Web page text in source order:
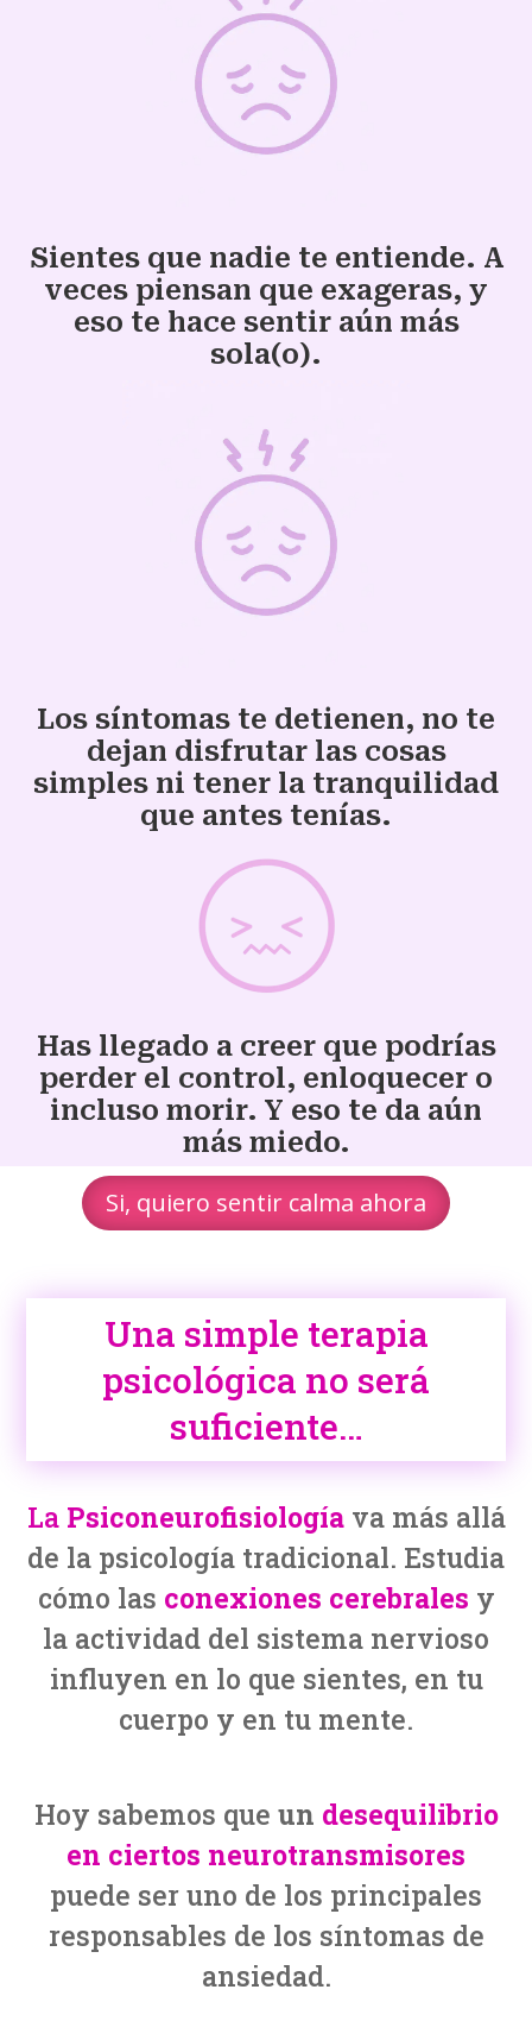
Sientes que nadie te entiende. A
veces piensan que exageras, y
eso te hace sentir aún más
sola(o).
Los síntomas te detienen, no te
dejan disfrutar las cosas
simples ni tener la tranquilidad
que antes tenías.
Has llegado a creer que podrías
perder el control, enloquecer o
incluso morir. Y eso te da aún
más miedo.
Si, quiero sentir calma ahora
Una simple terapia
psicológica no será
suficiente…
La Psiconeurofisiologíava más allá
de la psicología tradicional. Estudia
cómo las conexiones cerebrales y
la actividad del sistema nervioso
influyen en lo que sientes, en tu
cuerpo y en tu mente.
Hoy sabemos que un desequilibrio
en ciertos neurotransmisores
puede ser uno de los principales
responsables de los síntomas de
ansiedad.